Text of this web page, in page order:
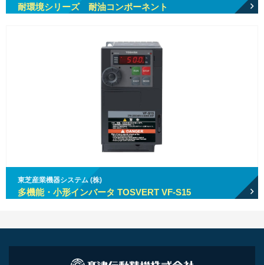
耐環境シリーズ 耐油コンポーネント
東芝産業機器システム (株)
多機能・小形インバータ TOSVERT VF-S15